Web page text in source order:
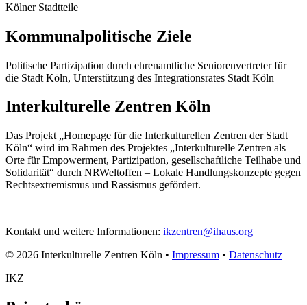
Kölner Stadtteile
Kommunalpolitische Ziele
Politische Partizipation durch ehrenamtliche Seniorenvertreter für
die Stadt Köln, Unterstützung des Integrationsrates Stadt Köln
Interkulturelle Zentren Köln
Das Projekt „Homepage für die Interkulturellen Zentren der Stadt
Köln“ wird im Rahmen des Projektes „Interkulturelle Zentren als
Orte für Empowerment, Partizipation, gesellschaftliche Teilhabe und
Solidarität“ durch NRWeltoffen – Lokale Handlungskonzepte gegen
Rechtsextremismus und Rassismus gefördert.
Kontakt und weitere Informationen: ikzentren@ihaus.org
© 2026 Interkulturelle Zentren Köln • Impressum • Datenschutz
IKZ